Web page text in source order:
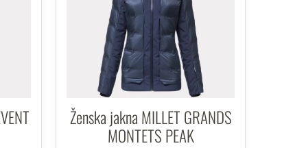
Ženska jakna MILLET GRANDS
MONTETS PEAK